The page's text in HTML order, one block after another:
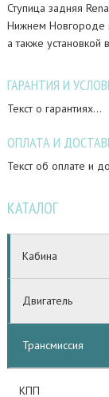
Ступица задняя
Нижнем Новгороде
а также
ГАРАНТИЯ И
Текст о гарантиях...
ОПЛАТА И
Текст об оплате и
КАТАЛОГ
Кабина
Двигатель
Трансмиссия
КПП